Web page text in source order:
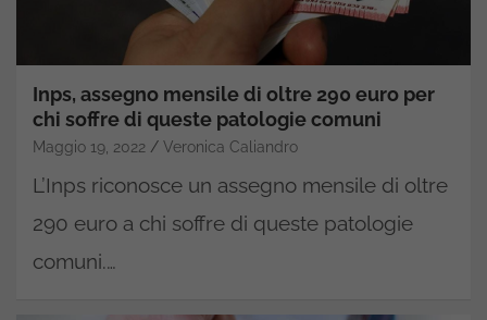
Inps, assegno mensile di oltre 290 euro per
chi soffre di queste patologie comuni
Maggio 19, 2022 Veronica Caliandro
L’Inps riconosce un assegno mensile di oltre
290 euro a chi soffre di queste patologie
comuni.…